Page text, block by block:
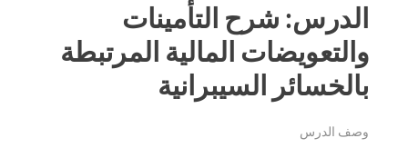
الدرس: شرح التأمينات
والتعويضات المالية المرتبطة
بالخسائر السيبرانية
وصف الدرس